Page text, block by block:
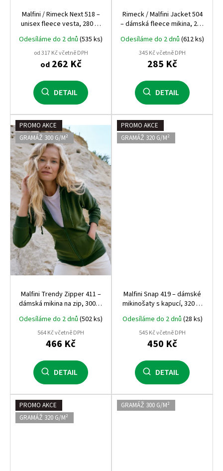
Malfini / Rimeck Next 518 –
unisex fleece vesta, 280 g,
zdravotnické využití
Odesíláme do 2 dnů (535 ks)
od 317 Kč včetně DPH
od262 Kč
DETAIL
Rimeck / Malfini Jacket 504
– dámská fleece mikina, 280
zdravotnické využití
Odesíláme do 2 dnů (612 ks)
345 Kč včetně DPH
285 Kč
DETAIL
PROMO AKCE
GRAMÁŽ 300 G/M²
Malfini Trendy Zipper 411 –
dámská mikina na zip, 300 g,
počesaná vnitřní strana,
bestseller Malfini
Odesíláme do 2 dnů (502 ks)
564 Kč včetně DPH
466 Kč
DETAIL
PROMO AKCE
GRAMÁŽ 320 G/M²
Malfini Snap 419 – dámské
mikinošaty s kapucí, 320 g,
pohodlný střih nad kolena
Odesíláme do 2 dnů (28 ks)
545 Kč včetně DPH
450 Kč
DETAIL
PROMO AKCE
GRAMÁŽ 320 G/M²
GRAMÁŽ 300 G/M²